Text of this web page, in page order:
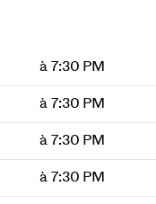
à 7:30 PM
à 7:30 PM
à 7:30 PM
à 7:30 PM